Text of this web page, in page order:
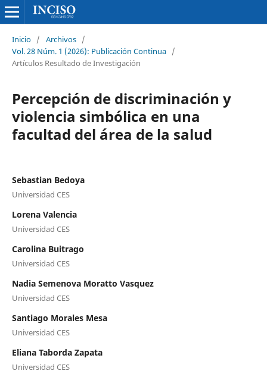
Inicio / Archivos /
Vol. 28 Núm. 1 (2026): Publicación Continua /
Artículos Resultado de Investigación
Percepción de discriminación y
violencia simbólica en una
facultad del área de la salud
Sebastian Bedoya
Universidad CES
Lorena Valencia
Universidad CES
Carolina Buitrago
Universidad CES
Nadia Semenova Moratto Vasquez
Universidad CES
Santiago Morales Mesa
Universidad CES
Eliana Taborda Zapata
Universidad CES